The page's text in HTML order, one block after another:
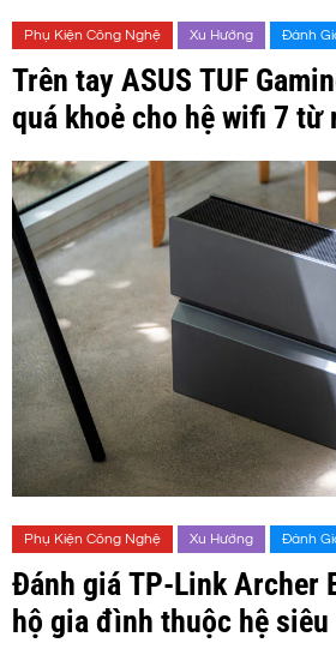
Phụ Kiện Công Nghệ Xu Hướng Đánh
Trên tay ASUS TUF
quá khoẻ cho hệ wifi 7 từ
Phụ Kiện Công Nghệ Xu Hướng Đánh
Đánh giá TP-Link Archer
hộ gia đình thuộc hệ siêu